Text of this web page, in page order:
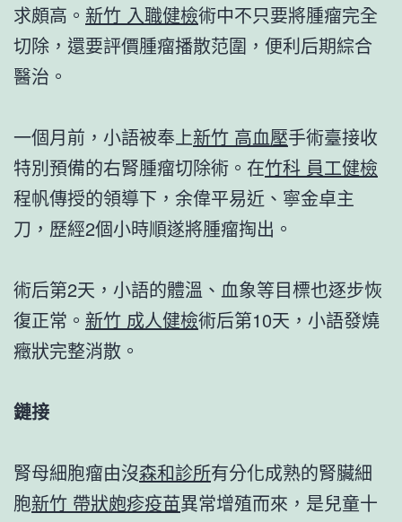
求頗高。 新竹 入職健檢術中不只要將腫瘤完全
切除，還要評價腫瘤播散范圍，便利后期綜合
醫治。
一個月前，小語被奉上新竹 高血壓手術臺接收
特別預備的右腎腫瘤切除術。在竹科 員工健檢
程帆傳授的領導下，余偉平易近、寧金卓主
刀，歷經2個小時順遂將腫瘤掏出。
術后第2天，小語的體溫、血象等目標也逐步恢
復正常。 新竹 成人健檢術后第10天，小語發燒
癥狀完整消散。
鏈接
腎母細胞瘤由沒森和診所有分化成熟的腎臟細
胞新竹 帶狀皰疹疫苗異常增殖而來，是兒童十